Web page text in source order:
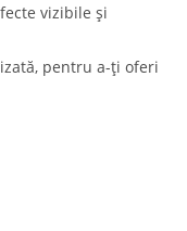
vizibile și
pentru a-ți oferi